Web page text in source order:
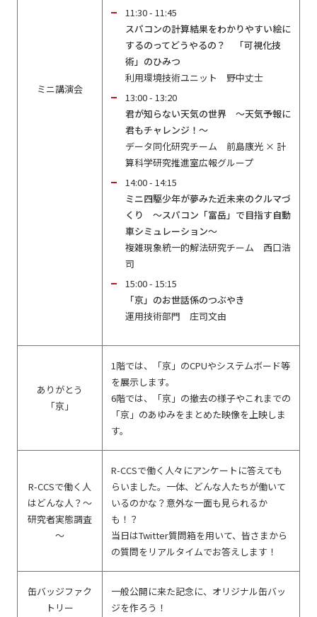
ミニ講演会
11:30 - 11:45
スパコンの計算結果をわかりやすい絵に
するのってどうやるの？ 「可視化技
術」のひみつ
利用環境技術ユニット 野中丈士
13:00 - 13:20
君が知らない天気の世界 ～天気予報に
君もチャレンジ！～
データ同化研究チーム 前島康光 × 計
算科学研究推進室広報グループ
14:00 - 14:15
ミニ四駆少年が夢みた近未来のクルマづ
くり 〜スパコン「富岳」で目指す自動
車シミュレーション〜
複雑現象統一的解法研究チーム 西口浩
司
15:00 - 15:15
「京」のお世話係のつぶやき
運用技術部門 庄司文由
ありがとう
「京」
1階では、「京」のCPUやシステムボード等
を展示します。
6階では、「京」の撤去の様子やこれまでの
「京」のあゆみをまとめた映像を上映しま
す。
R-CCSで働く人
はどんな人？～
研究者実態調査
～
R-CCSで働く人々にアンケートに答えても
らいました。一体、どんな人たちが働いて
いるのかな？意外な一面も見られるか
も！？
当日はTwitter質問箱を用いて、皆さまから
の質問をリアルタイムでお答えします！
缶バッジファク
トリー
一般公開に来た記念に、オリジナル缶バッ
ジを作ろう！